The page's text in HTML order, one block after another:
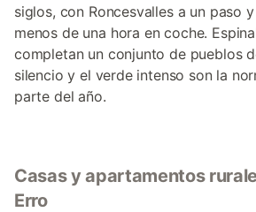
siglos, con Roncesvalles a un paso
menos de una hora en coche.
completan un conjunto de pueblos
silencio y el verde intenso son la
parte del año.
Casas y apartamentos
Erro